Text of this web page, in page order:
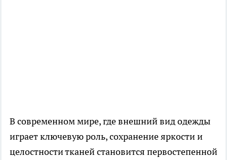
В современном мире, где внешний вид одежды
играет ключевую роль, сохранение яркости и
целостности тканей становится первостепенной